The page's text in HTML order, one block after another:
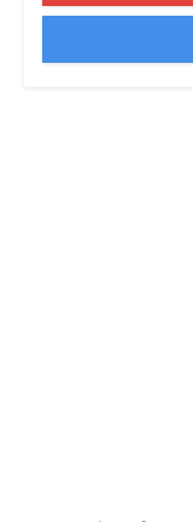
モノづくり技術者
エレクトロニクス